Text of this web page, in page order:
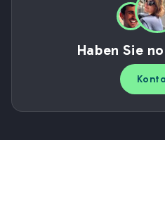
Haben Sie